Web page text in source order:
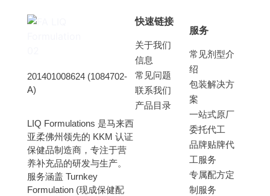
201401008624 (1084702-
A)
LIQ Formulations 是马来西
亚柔佛州领先的 KKM 认证
保健品制造商，专注于营
养补充品的研发与生产。
服务涵盖 Turnkey
Formulation (现成保健配
快速链接
关于我们
信息
常见问题
联系我们
产品目录
服务
常见剂型介
绍
包装解决方
案
一站式原厂
委托代工
品牌贴牌代
工服务
专属配方定
制服务